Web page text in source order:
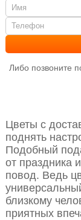
Либо позвоните
Цветы с
поднять
Подобный
от праздника
повод. Ведь
близкому
приятных